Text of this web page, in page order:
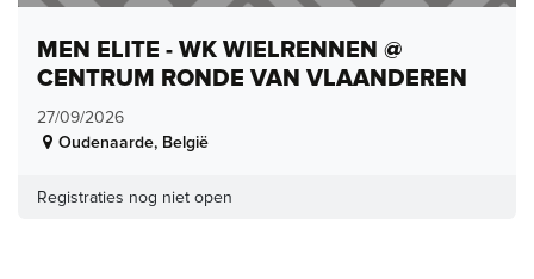
MEN ELITE - WK WIELRENNEN @
CENTRUM RONDE VAN VLAANDEREN
27/09/2026
Oudenaarde, België
Registraties nog niet open